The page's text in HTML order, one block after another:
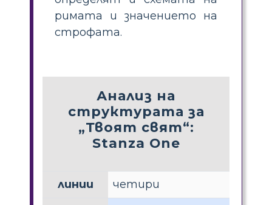
римата и значението на
строфата.
Анализ на
структурата за
„Твоят свят“:
Stanza One
линии четири